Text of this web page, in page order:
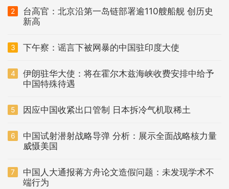
2
台高官：北京沿第一岛链部署逾110艘船舰 创历史
新高
3 下午察：谣言下被网暴的中国驻印度大使
4
伊朗驻华大使：将在霍尔木兹海峡收费安排中给予
中国特殊待遇
5 因应中国收紧出口管制 日本拆冷气机取稀土
6
中国试射潜射战略导弹 分析：展示全面战略核力量
威慑美国
7
中国人大通报蒋方舟论文造假问题：未发现学术不
端行为